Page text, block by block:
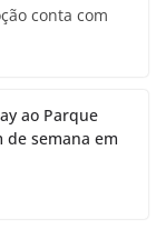
conta com
ao Parque
de semana em